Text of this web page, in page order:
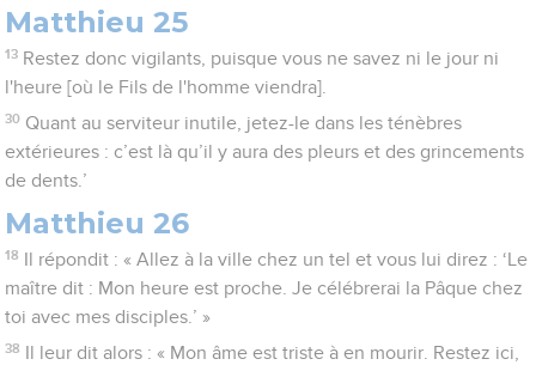
Matthieu 25
13 Restez donc vigilants, puisque vous ne savez ni le jour ni
l'heure [où le Fils de l'homme viendra].
30 Quant au serviteur inutile, jetez-le dans les ténèbres
extérieures : c’est là qu’il y aura des pleurs et des grincements
de dents.’
Matthieu 26
18
Il répondit : « Allez à la ville chez un tel et vous lui direz : ‘Le
maître dit : Mon heure est proche. Je célébrerai la Pâque chez
toi avec mes disciples.’ »
38
Il leur dit alors : « Mon âme est triste à en mourir. Restez ici,